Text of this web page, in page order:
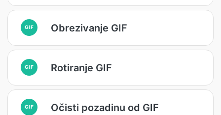
GIF Obrezivanje GIF
GIF Rotiranje GIF
GIF Očisti pozadinu od GIF